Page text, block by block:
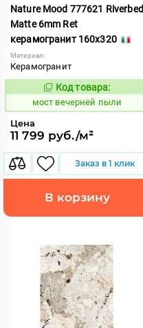
Nature Mood 777621 Riverbed
Matte 6mm Ret
керамогранит 160x320
Материал:
Керамогранит
1017201
Код товара:
мост вечерней пыли
Цена
11 799 руб./м²
Заказ в 1 клик
В корзину